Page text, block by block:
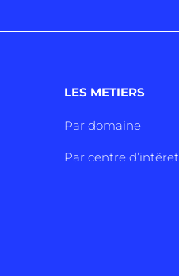
LES METIERS
Par domaine
Par centre d’intêret